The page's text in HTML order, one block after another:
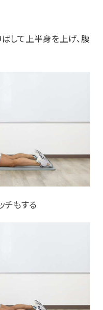
して上半身を上げ、腹
チもする